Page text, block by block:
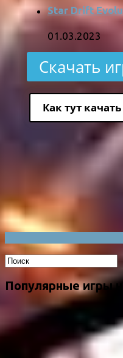
Star Drift
01.03.2023
Скачать
Как тут
Популярные игры